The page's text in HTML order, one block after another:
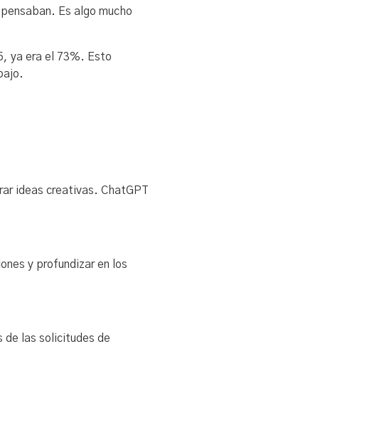
Es algo mucho
ya era el 73%. Esto
ideas creativas. ChatGPT
y profundizar en los
de las solicitudes de